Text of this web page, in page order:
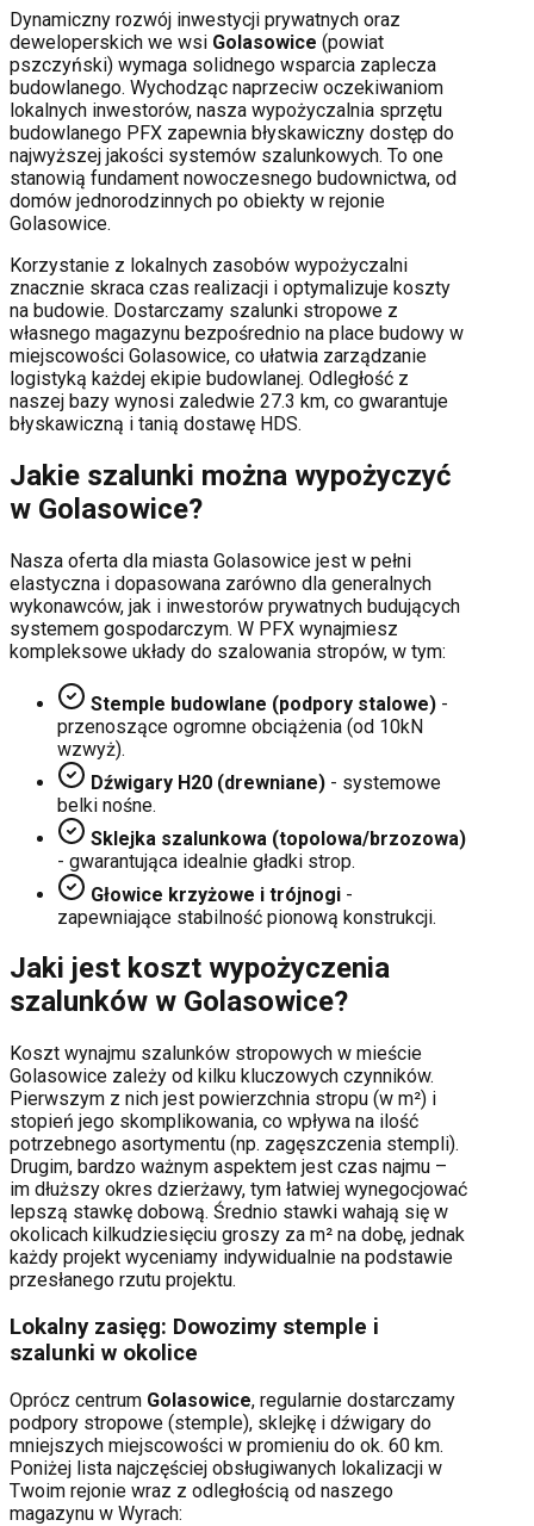
Dynamiczny rozwój inwestycji prywatnych oraz
deweloperskich we wsi Golasowice (powiat
pszczyński) wymaga solidnego wsparcia zaplecza
budowlanego. Wychodząc naprzeciw oczekiwaniom
lokalnych inwestorów, nasza wypożyczalnia sprzętu
budowlanego PFX zapewnia błyskawiczny dostęp do
najwyższej jakości systemów szalunkowych. To one
stanowią fundament nowoczesnego budownictwa, od
domów jednorodzinnych po obiekty w rejonie
Golasowice.
Korzystanie z lokalnych zasobów wypożyczalni
znacznie skraca czas realizacji i optymalizuje koszty
na budowie. Dostarczamy szalunki stropowe z
własnego magazynu bezpośrednio na place budowy w
miejscowości Golasowice, co ułatwia zarządzanie
logistyką każdej ekipie budowlanej. Odległość z
naszej bazy wynosi zaledwie 27.3 km, co gwarantuje
błyskawiczną i tanią dostawę HDS.
Jakie szalunki można wypożyczyć
w Golasowice?
Nasza oferta dla miasta Golasowice jest w pełni
elastyczna i dopasowana zarówno dla generalnych
wykonawców, jak i inwestorów prywatnych budujących
systemem gospodarczym. W PFX wynajmiesz
kompleksowe układy do szalowania stropów, w tym:
Stemple budowlane (podpory stalowe) -
przenoszące ogromne obciążenia (od 10kN
wzwyż).
Dźwigary H20 (drewniane) - systemowe
belki nośne.
Sklejka szalunkowa (topolowa/brzozowa)
- gwarantująca idealnie gładki strop.
Głowice krzyżowe i trójnogi -
zapewniające stabilność pionową konstrukcji.
Jaki jest koszt wypożyczenia
szalunków w Golasowice?
Koszt wynajmu szalunków stropowych w mieście
Golasowice zależy od kilku kluczowych czynników.
Pierwszym z nich jest powierzchnia stropu (w m²) i
stopień jego skomplikowania, co wpływa na ilość
potrzebnego asortymentu (np. zagęszczenia stempli).
Drugim, bardzo ważnym aspektem jest czas najmu –
im dłuższy okres dzierżawy, tym łatwiej wynegocjować
lepszą stawkę dobową. Średnio stawki wahają się w
okolicach kilkudziesięciu groszy za m² na dobę, jednak
każdy projekt wyceniamy indywidualnie na podstawie
przesłanego rzutu projektu.
Lokalny zasięg: Dowozimy stemple i
szalunki w okolice
Oprócz centrum Golasowice, regularnie dostarczamy
podpory stropowe (stemple), sklejkę i dźwigary do
mniejszych miejscowości w promieniu do ok. 60 km.
Poniżej lista najczęściej obsługiwanych lokalizacji w
Twoim rejonie wraz z odległością od naszego
magazynu w Wyrach: